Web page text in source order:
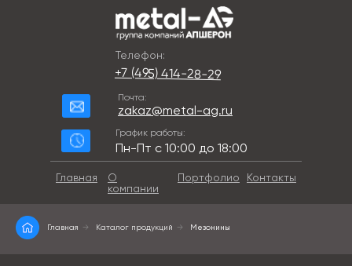
Телефон:
+7 (495) 414-28-29
Почта:
zakaz@metal-ag.ru
График работы:
Пн-Пт с 10:00 до 18:00
Контакты
Портфолио
О
компании
Главная
Главная → Каталог продукций → Мезонины